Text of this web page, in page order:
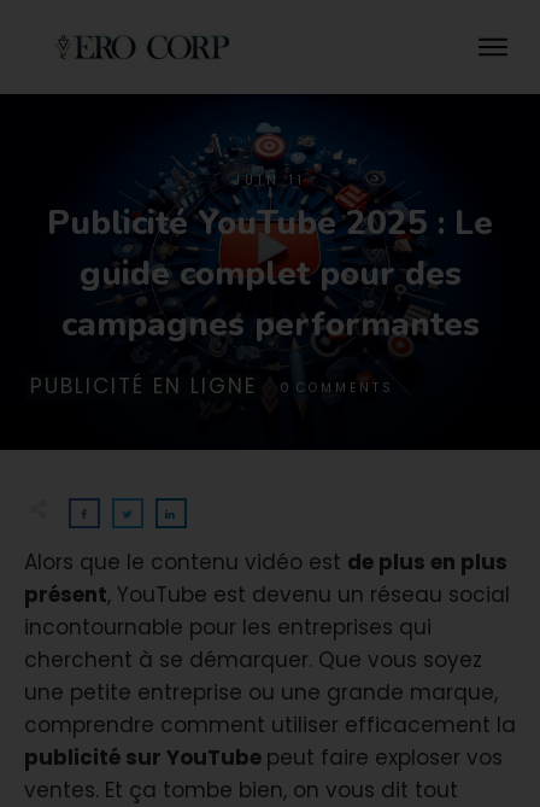
JUIN 11
Publicité YouTube 2025 : Le
guide complet pour des
campagnes performantes
PUBLICITÉ EN LIGNE 0 COMMENTS
Alors que le contenu vidéo est de plus en plus
présent, YouTube est devenu un réseau social
incontournable pour les entreprises qui
cherchent à se démarquer. Que vous soyez
une petite entreprise ou une grande marque,
comprendre comment utiliser efficacement la
publicité sur YouTube peut faire exploser vos
ventes. Et ça tombe bien, on vous dit tout